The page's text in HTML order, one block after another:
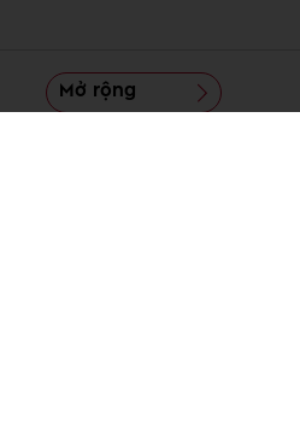
Mở rộng